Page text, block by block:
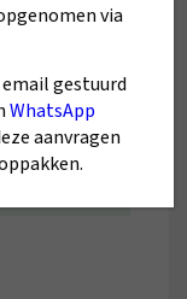
via
gestuurd
WhatsApp
aanvragen